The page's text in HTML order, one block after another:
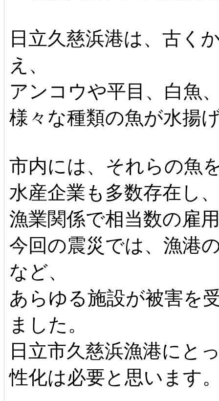
日立久慈浜港は、古く
え、
アンコウや平目、白魚
様々な種類の魚が水揚
市内には、それらの魚
水産企業も多数存在し
漁業関係で相当数の雇
今回の震災では、漁港
など、
あらゆる施設が被害を
ました。
日立市久慈浜漁港にと
性化は必要と思います